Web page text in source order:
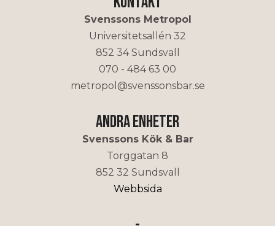
Svenssons Metropol
Universitetsallén 32
852 34 Sundsvall
070 - 484 63 00
metropol@svenssonsbar.se
Andra enheter
Svenssons Kök & Bar
Torggatan 8
852 32 Sundsvall
Webbsida